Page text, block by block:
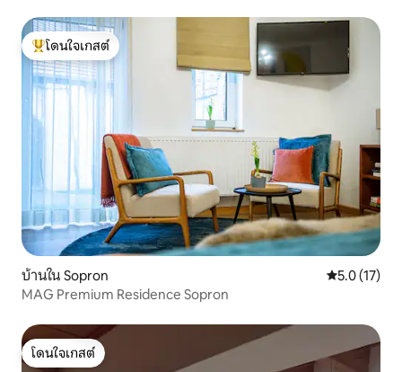
โดนใจเกสต์ที่สุด
โดนใจเกสต์
บ้านใน Sopron คะแนนเฉลี่ย
5.0 (17)
MAG Premium Residence Sopron
โดนใจเกสต์
โดนใจเกสต์